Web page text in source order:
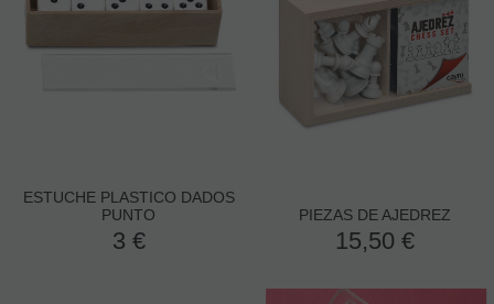
ESTUCHE PLASTICO DADOS
PUNTO
3 €
PIEZAS DE AJEDREZ
15,50 €